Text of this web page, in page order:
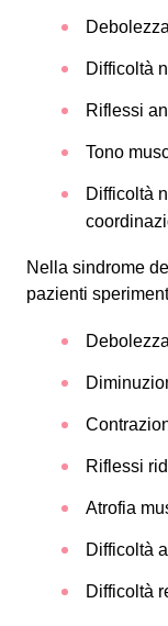
Difficoltà
Riflessi
Tono
Difficoltà
Nella sindrome
pazienti
Riflessi
Atrofia
Difficoltà
Difficoltà